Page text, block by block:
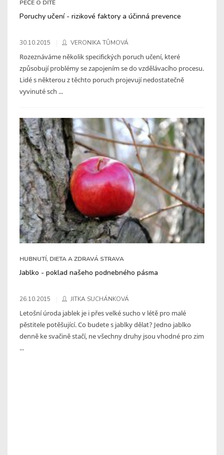
PÉČE O DÍTĚ
Poruchy učení - rizikové faktory a účinná prevence
30.10.2015 VERONIKA TŮMOVÁ
Rozeznáváme několik specifických poruch učení, které
způsobují problémy se zapojením se do vzdělávacího procesu.
Lidé s některou z těchto poruch projevují nedostatečně
vyvinuté sch ...
HUBNUTÍ, DIETA A ZDRAVÁ STRAVA
Jablko - poklad našeho podnebného pásma
26.10.2015 JITKA SUCHÁNKOVÁ
Letošní úroda jablek je i přes velké sucho v létě pro malé
pěstitele potěšující. Co budete s jablky dělat? Jedno jablko
denně ke svačině stačí, ne všechny druhy jsou vhodné pro zim
...